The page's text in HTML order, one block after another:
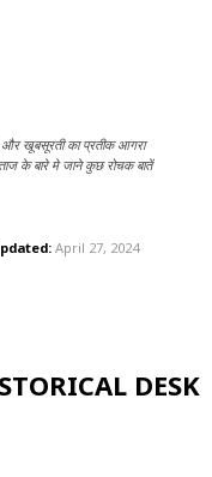
और खूबसूरती का प्रतीक आगरा
के बारे मे जाने कुछ रोचक बातें
April 27, 2024
DESK